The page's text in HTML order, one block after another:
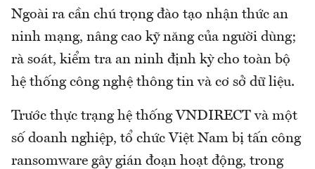
Ngoài ra cần chú trọng đào tạo nhận thức an
ninh mạng, nâng cao kỹ năng của người dùng;
rà soát, kiểm tra an ninh định kỳ cho toàn bộ
hệ thống công nghệ thông tin và cơ sở dữ liệu.
Trước thực trạng hệ thống VNDIRECT và một
số doanh nghiệp, tổ chức Việt Nam bị tấn công
ransomware gây gián đoạn hoạt động, trong